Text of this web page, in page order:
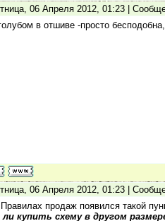
06 Апреля 2012, 01:23 |
в отшиве -просто
06 Апреля 2012, 01:23 |
продаж появился такой
купить схему в другом